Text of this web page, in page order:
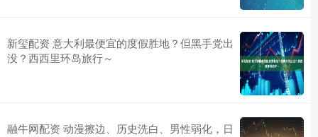
新玺配资 意大利最便宜的度假胜地？但黑手党出
没？西西里环岛旅行～
融牛网配资 动漫擦边、历史洗白、男性弱化，日